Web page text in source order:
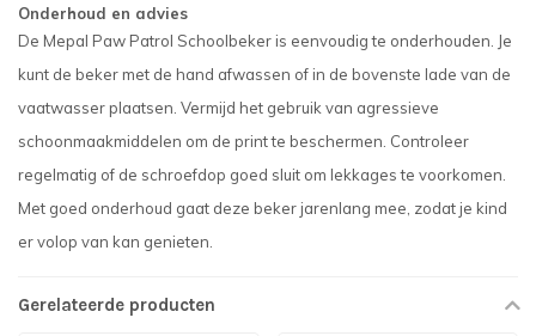
Onderhoud en advies
De Mepal Paw Patrol Schoolbeker is eenvoudig te onderhouden. Je
kunt de beker met de hand afwassen of in de bovenste lade van de
vaatwasser plaatsen. Vermijd het gebruik van agressieve
schoonmaakmiddelen om de print te beschermen. Controleer
regelmatig of de schroefdop goed sluit om lekkages te voorkomen.
Met goed onderhoud gaat deze beker jarenlang mee, zodat je kind
er volop van kan genieten.
Gerelateerde producten